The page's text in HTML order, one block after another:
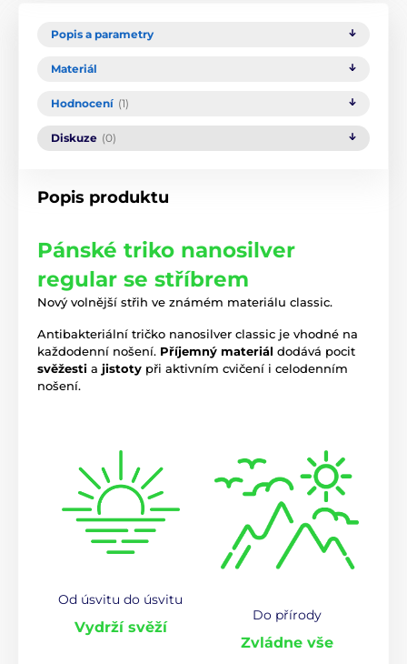
Popis a parametry
Materiál
Hodnocení (1)
Diskuze (0)
Popis produktu
Pánské triko nanosilver
regular se stříbrem
Nový volnější střih ve známém materiálu classic.
Antibakteriální tričko nanosilver classic je vhodné na
každodenní nošení. Příjemný materiál dodává pocit
svěžesti a jistoty při aktivním cvičení i celodenním
nošení.
Od úsvitu do úsvitu
Vydrží svěží
Do přírody
Zvládne vše